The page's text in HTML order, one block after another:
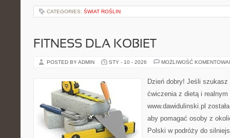
CATEGORIES: ŚWIAT ROŚLIN
FITNESS DLA KOBIET
POSTED BY ADMIN STY - 10 - 2026 MOŻLIWOŚĆ
Dzień dobry! Jeśli
ćwiczenia z dietą i
www.dawidulinski.pl
aby pomagać osoby z
Polski w podróży do